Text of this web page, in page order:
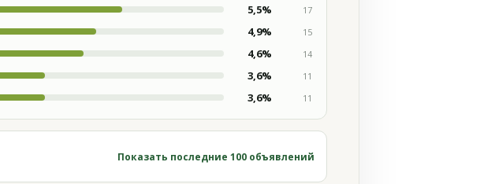
5,5%
17
4,9%
15
4,6%
14
3,6%
11
3,6% 11
Показать последние 100 объявлений